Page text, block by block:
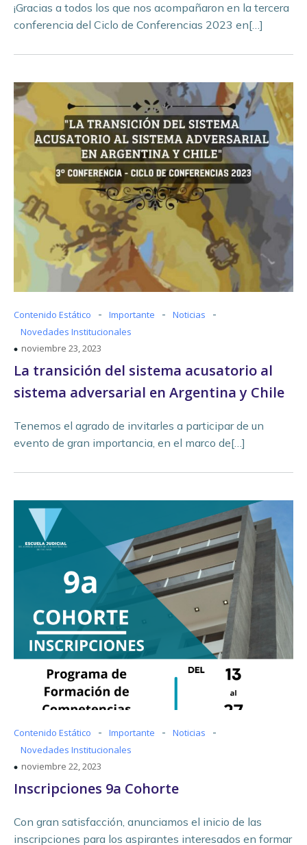
¡Gracias a todos los que nos acompañaron en la tercera
conferencia del Ciclo de Conferencias 2023 en[…]
Contenido Estático - Importante - Noticias -
Novedades Institucionales
noviembre 23, 2023
La transición del sistema acusatorio al
sistema adversarial en Argentina y Chile
Tenemos el agrado de invitarles a participar de un
evento de gran importancia, en el marco de[…]
Contenido Estático - Importante - Noticias -
Novedades Institucionales
noviembre 22, 2023
Inscripciones 9a Cohorte
Con gran satisfacción, anunciamos el inicio de las
inscripciones para los aspirantes interesados en formar